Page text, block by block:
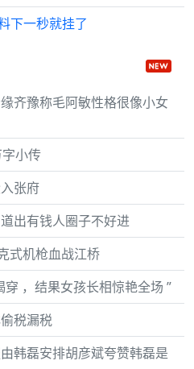
下一秒就挂了
齐豫称毛阿敏性格很像小女
小传
张府
出有钱人圈子不好进
式机枪血战江桥
，结果女孩长相惊艳全场 ”
税漏税
韩磊安排胡彦斌夸赞韩磊是